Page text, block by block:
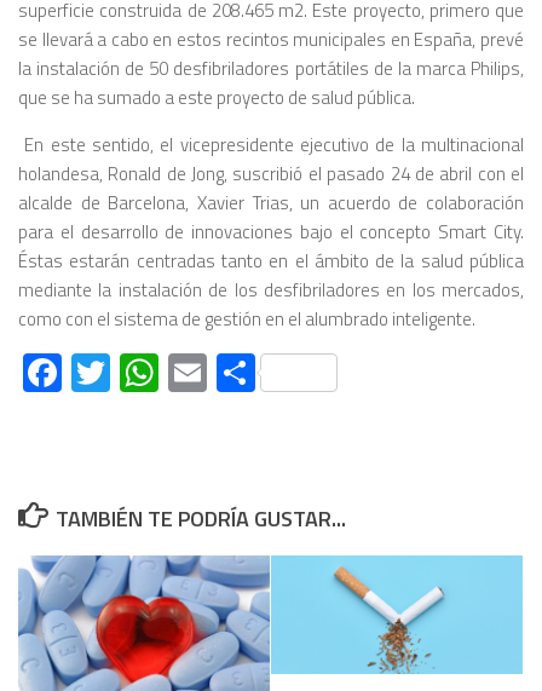
superficie construida de 208.465 m2. Este proyecto, primero que
se llevará a cabo en estos recintos municipales en España, prevé
la instalación de 50 desfibriladores portátiles de la marca Philips,
que se ha sumado a este proyecto de salud pública.
En este sentido, el vicepresidente ejecutivo de la multinacional
holandesa, Ronald de Jong, suscribió el pasado 24 de abril con el
alcalde de Barcelona, Xavier Trias, un acuerdo de colaboración
para el desarrollo de innovaciones bajo el concepto Smart City.
Éstas estarán centradas tanto en el ámbito de la salud pública
mediante la instalación de los desfibriladores en los mercados,
como con el sistema de gestión en el alumbrado inteligente.
Facebook
Twitter
WhatsApp
EmailCompartir
TAMBIÉN TE PODRÍA GUSTAR...